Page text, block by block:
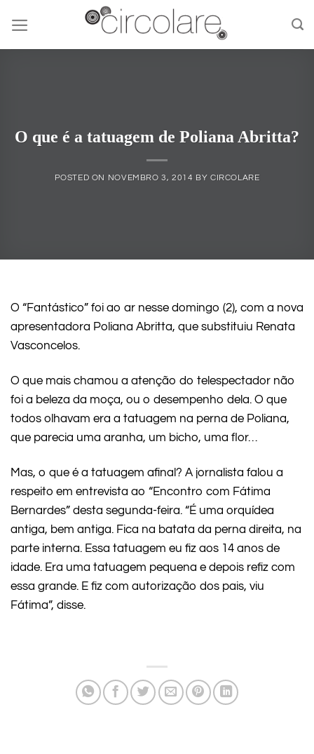
content
O que é a tatuagem de Poliana Abritta?
POSTED ON NOVEMBRO 3, 2014 BY CIRCOLARE
O “Fantástico” foi ao ar nesse domingo (2), com a nova
apresentadora Poliana Abritta, que substituiu Renata
Vasconcelos.
O que mais chamou a atenção do telespectador não
foi a beleza da moça, ou o desempenho dela. O que
todos olhavam era a tatuagem na perna de Poliana,
que parecia uma aranha, um bicho, uma flor…
Mas, o que é a tatuagem afinal? A jornalista falou a
respeito em entrevista ao “Encontro com Fátima
Bernardes” desta segunda-feira. “É uma orquídea
antiga, bem antiga. Fica na batata da perna direita, na
parte interna. Essa tatuagem eu fiz aos 14 anos de
idade. Era uma tatuagem pequena e depois refiz com
essa grande. E fiz com autorização dos pais, viu
Fátima”, disse.